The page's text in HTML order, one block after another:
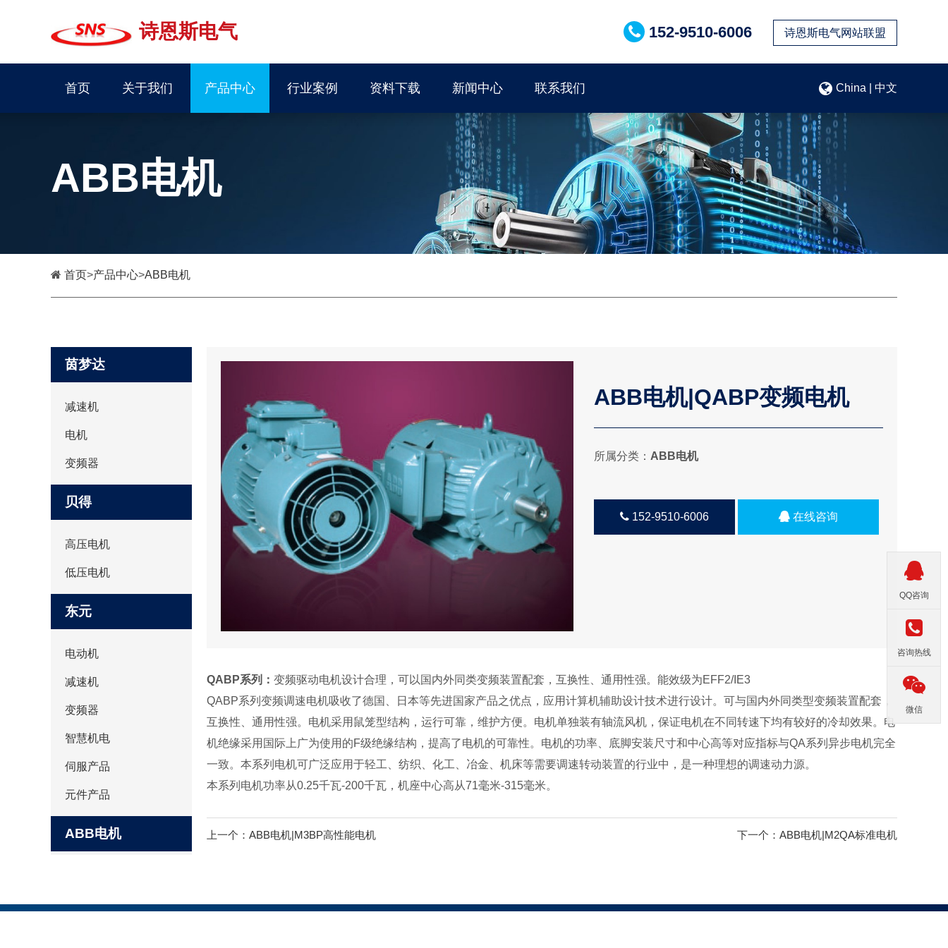
诗恩斯电气 诗恩斯电气网站联盟
152-9510-6006
首页 关于我们 产品中心 行业案例 资料下载 新闻中心 联系我们 China | 中文
ABB电机
首页>产品中心>ABB电机
茵梦达
减速机
电机
变频器
贝得
高压电机
低压电机
东元
电动机
减速机
变频器
智慧机电
伺服产品
元件产品
ABB电机
ABB电机|QABP变频电机
所属分类： ABB电机
152-9510-6006 在线咨询
QABP系列： 变频驱动电机设计合理，可以国内外同类变频装置配套，互换性、通用性强。能效级为EFF2/IE3
QABP系列变频调速电机吸收了德国、日本等先进国家产品之优点，应用计算机辅助设计技术进行设计。可与国内外同类型变频装置配套，
互换性、通用性强。电机采用鼠笼型结构，运行可靠，维护方便。电机单独装有轴流风机，保证电机在不同转速下均有较好的冷却效果。电
机绝缘采用国际上广为使用的F级绝缘结构，提高了电机的可靠性。电机的功率、底脚安装尺寸和中心高等对应指标与QA系列异步电机完全
一致。本系列电机可广泛应用于轻工、纺织、化工、冶金、机床等需要调速转动装置的行业中，是一种理想的调速动力源。
本系列电机功率从0.25千瓦-200千瓦，机座中心高从71毫米-315毫米。
上一个： ABB电机|M3BP高性能电机 下一个： ABB电机|M2QA标准电机
QQ咨询
咨询热线
微信